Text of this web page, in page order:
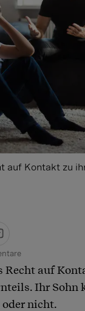
auf Kontakt zu
auf
Ihr Sohn
oder nicht.